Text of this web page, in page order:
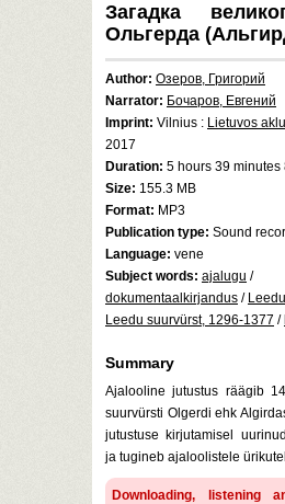
Загадка
Ольгерда
Author: Озеров, Григорий
Narrator: Бочаров, Евгений
Imprint: Vilnius : Lietuvos
2017
Duration: 5 hours 39 minutes
Size: 155.3 MB
Format: MP3
Publication type: Sound
Language: vene
Subject words: ajalugu /
dokumentaalkirjandus / Leedu
Leedu suurvürst, 1296-1377 /
Summary
Ajalooline jutustus räägib
suurvürsti Olgerdi ehk
jutustuse kirjutamisel
ja tugineb ajaloolistele
Downloading, listening